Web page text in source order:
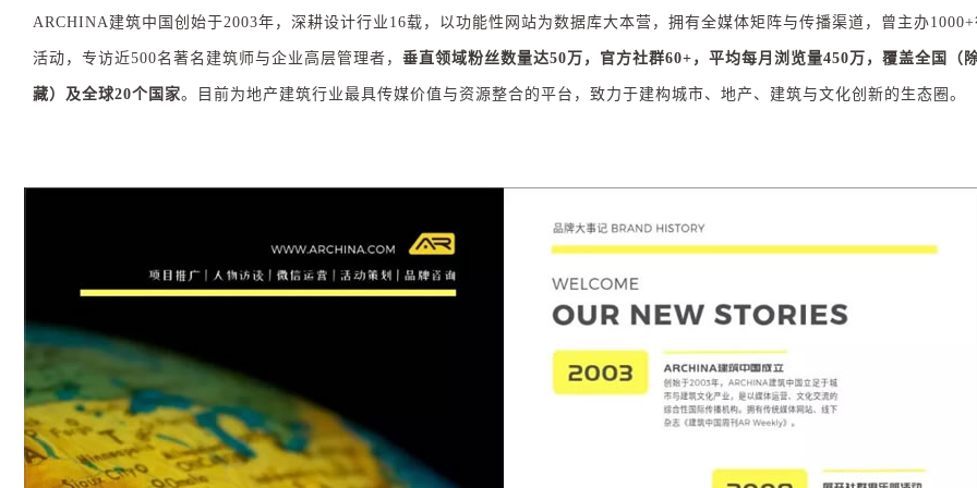
ARCHINA建筑中国创始于2003年，深耕设计行业16载，以功能性网站为数据库大本营，拥有全媒体矩阵与传播渠道，曾主办1000+
活动，专访近500名著名建筑师与企业高层管理者， 垂直领域粉丝数量达50万，官方社群60+，平均每月浏览量450万，覆盖全国（
藏）及全球20个国家。目前为地产建筑行业最具传媒价值与资源整合的平台，致力于建构城市、地产、建筑与文化创新的生态圈。